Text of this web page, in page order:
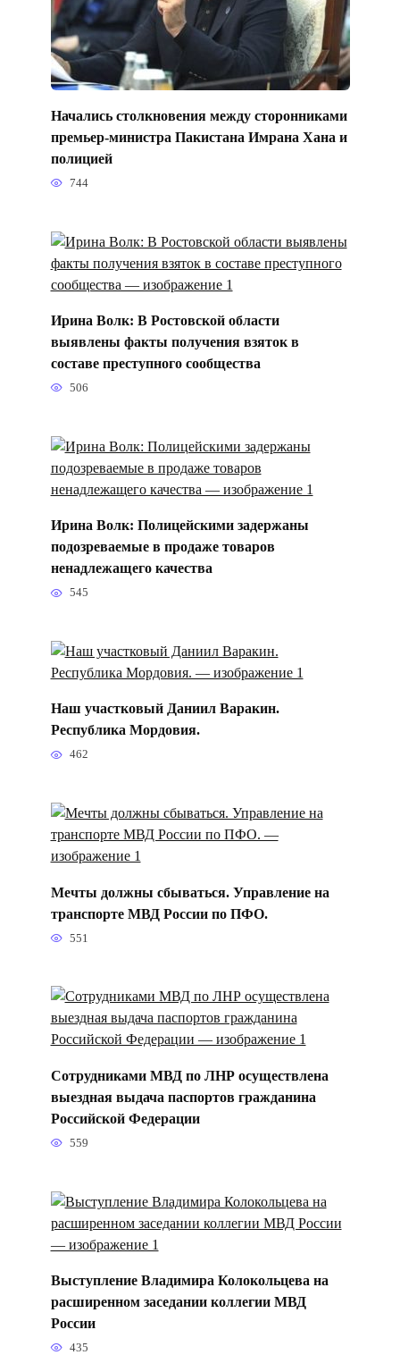
Начались столкновения между сторонниками
премьер-министра Пакистана Имрана Хана и
полицией
744
Ирина Волк: В Ростовской области
выявлены факты получения взяток в
составе преступного сообщества
506
Ирина Волк: Полицейскими задержаны
подозреваемые в продаже товаров
ненадлежащего качества
545
Наш участковый Даниил Варакин.
Республика Мордовия.
462
Мечты должны сбываться. Управление на
транспорте МВД России по ПФО.
551
Сотрудниками МВД по ЛНР осуществлена
выездная выдача паспортов гражданина
Российской Федерации
559
Выступление Владимира Колокольцева на
расширенном заседании коллегии МВД
России
435